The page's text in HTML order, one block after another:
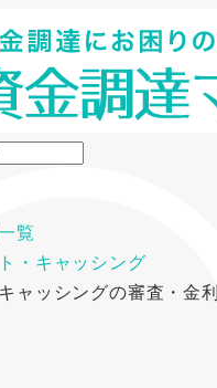
覧
ト・キャッシング
ャッシングの審査・金